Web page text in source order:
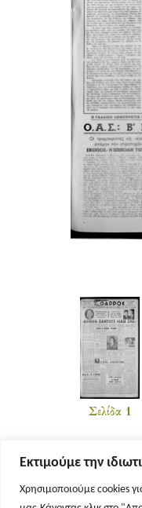
Εκτιμούμε την
Χρησιμοποιούμε cookies
Σελίδα 1